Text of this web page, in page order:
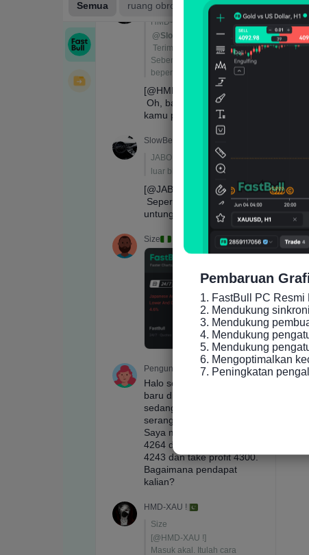
Pembaruan
1. FastBull PC Resmi
2. Mendukung
3. Mendukung
4. Mendukung
5. Mendukung
6. Mengoptimalkan
7. Peningkatan